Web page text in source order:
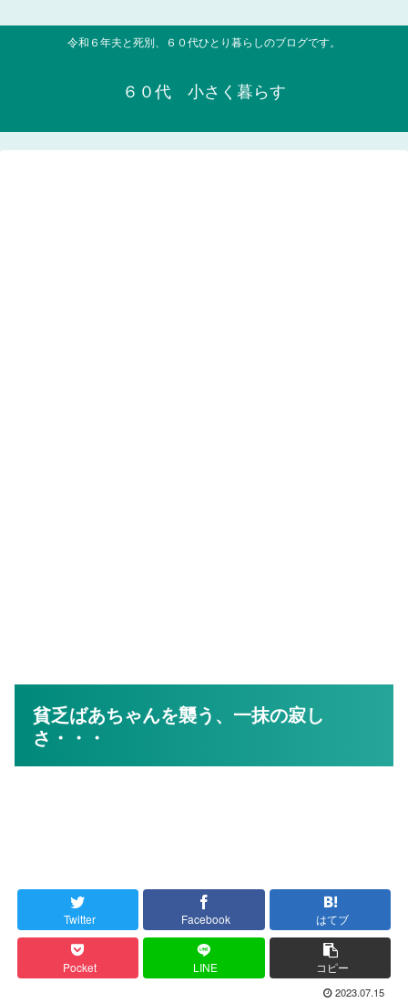
令和６年夫と死別、６０代ひとり暮らしのブログです。
６０代 小さく暮らす
貧乏ばあちゃんを襲う、一抹の寂し
さ・・・
Twitter Facebook はてブ
Pocket LINE コピー
2023.07.15